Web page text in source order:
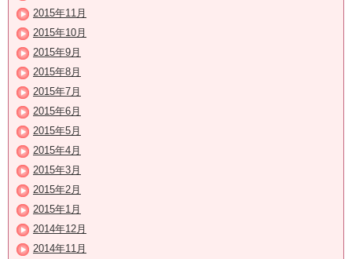
2015年11月
2015年10月
2015年9月
2015年8月
2015年7月
2015年6月
2015年5月
2015年4月
2015年3月
2015年2月
2015年1月
2014年12月
2014年11月